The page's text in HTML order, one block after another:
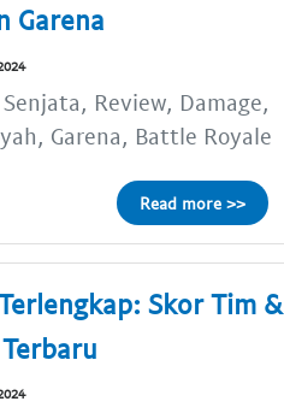
Garena
Review, Damage,
Garena, Battle Royale
Read more >>
Skor Tim &